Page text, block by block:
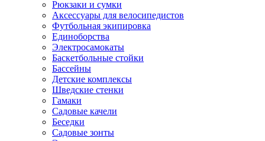
Рюкзаки и сумки
Аксессуары для велосипедистов
Футбольная экипировка
Единоборства
Электросамокаты
Баскетбольные стойки
Бассейны
Детские комплексы
Шведские стенки
Гамаки
Садовые качели
Беседки
Садовые зонты